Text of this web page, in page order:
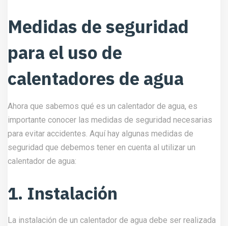
Medidas de seguridad
para el uso de
calentadores de agua
Ahora que sabemos qué es un calentador de agua, es
importante conocer las medidas de seguridad necesarias
para evitar accidentes. Aquí hay algunas medidas de
seguridad que debemos tener en cuenta al utilizar un
calentador de agua:
1. Instalación
La instalación de un calentador de agua debe ser realizada